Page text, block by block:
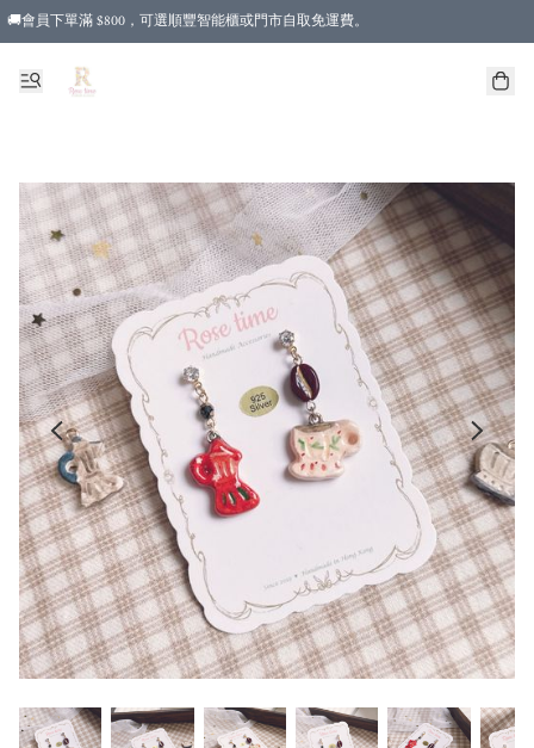
🚚會員下單滿 $800，可選順豐智能櫃或門市自取免運費。